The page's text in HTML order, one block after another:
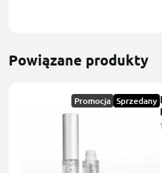
Powiązane produkty
Promocja Sprzedany